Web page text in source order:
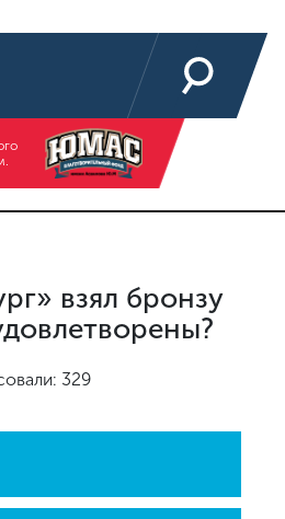
взял бронзу
329